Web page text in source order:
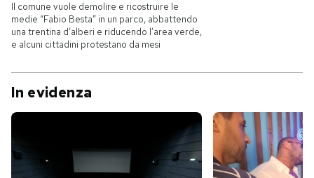
PODCAST
I MIEI PREFERITI
SHOP
Il comune vuole demolire e ricostruire le
medie “Fabio Besta” in un parco, abbattendo
una trentina d’alberi e riducendo l’area verde,
e alcuni cittadini protestano da mesi
In evidenza